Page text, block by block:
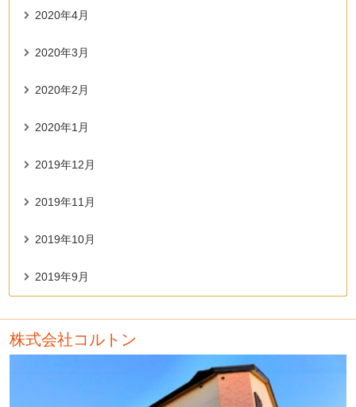
2020年4月
2020年3月
2020年2月
2020年1月
2019年12月
2019年11月
2019年10月
2019年9月
株式会社コルトン